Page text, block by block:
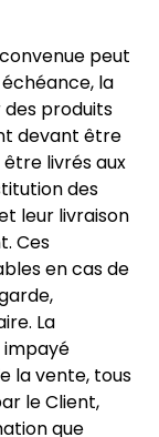
peut
la
produits
devant être
livrés aux
des
leur livraison
Ces
en cas de
La
impayé
la vente, tous
le Client,
que